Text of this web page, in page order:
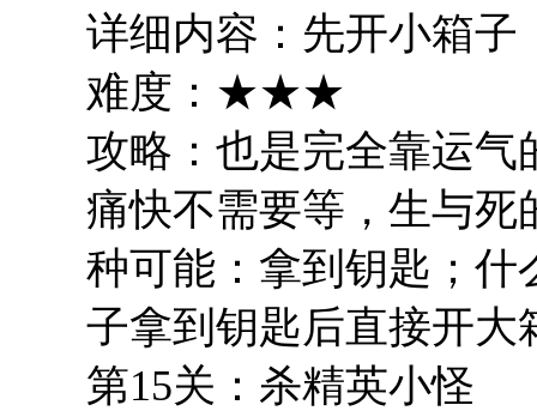
详细内容：先开小箱子
难度：★★★
攻略：也是完全靠运气
痛快不需要等，生与死
种可能：拿到钥匙；什
子拿到钥匙后直接开大
第15关：杀精英小怪